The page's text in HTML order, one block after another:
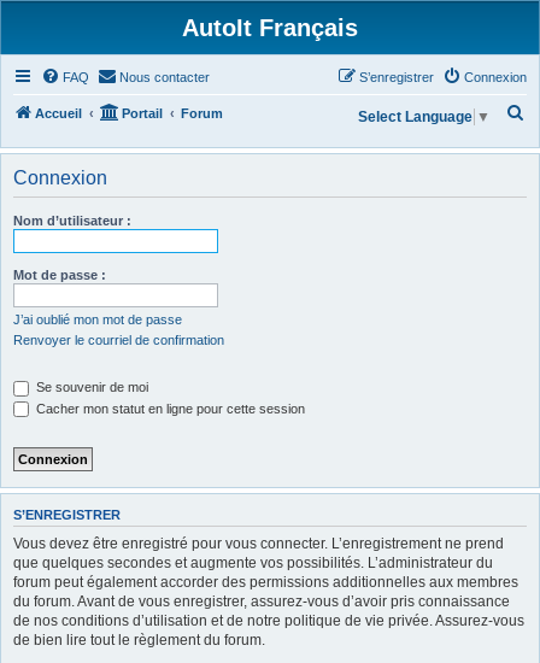
AutoIt Français
FAQ Nous contacter Connexion
S’enregistrer
Accueil Portail Forum
h
Select Language ▼
Connexion
Nom d’utilisateur :
Mot de passe :
J’ai oublié mon mot de passe
Renvoyer le courriel de confirmation
Se souvenir de moi
Cacher mon statut en ligne pour cette session
S’ENREGISTRER
Vous devez être enregistré pour vous connecter. L’enregistrement ne prend
que quelques secondes et augmente vos possibilités. L’administrateur du
forum peut également accorder des permissions additionnelles aux membres
du forum. Avant de vous enregistrer, assurez-vous d’avoir pris connaissance
de nos conditions d’utilisation et de notre politique de vie privée. Assurez-vous
de bien lire tout le règlement du forum.